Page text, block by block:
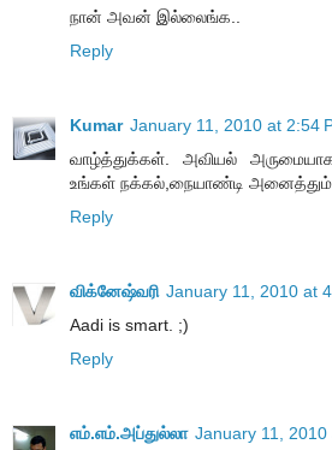
நான் அவன் இல்லைங்க..
Reply
Kumar January 11, 2010 at 2:54
வாழ்த்துக்கள். அவியல்
உங்கள் நக்கல்,நையாண்டி
Reply
விக்னேஷ்வரி January 11, 2010 at
Aadi is smart. ;)
Reply
எம்.எம்.அப்துல்லா January 11, 2010